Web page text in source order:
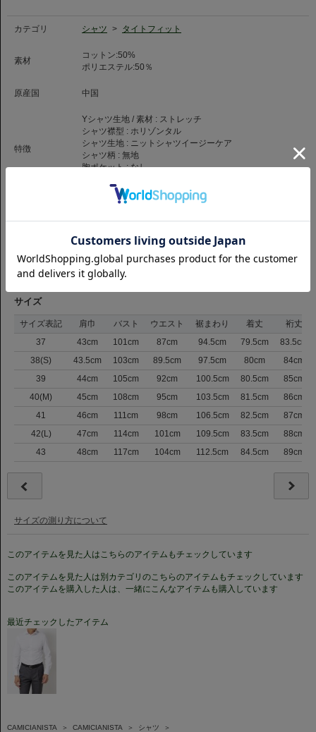
◆ニット素材について◆
一方で、洗濯による寸法変化率が織物素材より大きいため、お取り扱いには
ご注意ください。
◆お手入れについて◆
ご家庭の洗濯機で洗濯可能です。洗濯の際はネットをご使用いただき、乾燥
軽く脱水後、形を整えたうえで、丸みのあるハンガー（ジャケット用）に掛
け、陰干し・吊り干しを推奨いたします。
◆クリーニング店をご利用の場合◆
ご依頼の際は、事前にご相談のうえお預けください。
カテゴリ シャツ > タイトフィット
素材
コットン:50%
ポリエステル:50％
原産国 中国
特徴
Yシャツ生地 / 素材 : ストレッチ
シャツ襟型 : ホリゾンタル
シャツ生地 : ニットシャツイージーケア
シャツ柄 : 無地
胸ポケット : なし
1059399306106
品番
TIG-CHN-HZ-LEO-26110-WH
（お問い合わせの際には、上記商品コードをお伝え下さい。）
返品について
サイズ
サイズ表記 肩巾 バスト ウエスト 裾まわり 着丈
裄丈
37
43cm 101cm 87cm 94.5cm 79.5cm
83.5cm
38(S)
43.5cm 103cm 89.5cm 97.5cm 80cm
84cm
39
44cm 105cm 92cm 100.5cm 80.5cm
85cm
40(M)
45cm 108cm 95cm 103.5cm 81.5cm
86cm
41
46cm 111cm 98cm 106.5cm 82.5cm
87cm
42(L)
47cm 114cm 101cm 109.5cm 83.5cm
88cm
43
48cm 117cm 104cm 112.5cm 84.5cm 89cm
サイズの測り方について
このアイテムを見た人はこちらのアイテムもチェックしています
このアイテムを見た人は別カテゴリのこちらのアイテムもチェックしています
このアイテムを購入した人は、一緒にこんなアイテムも購入しています
最近チェックしたアイテム
CAMICIANISTA ＞ CAMICIANISTA ＞ シャツ ＞